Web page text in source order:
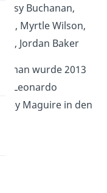
Buchanan,
Myrtle Wilson,
Jordan Baker
wurde 2013
Leonardo
Maguire in den